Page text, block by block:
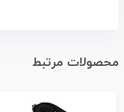
محصولات مرتبط